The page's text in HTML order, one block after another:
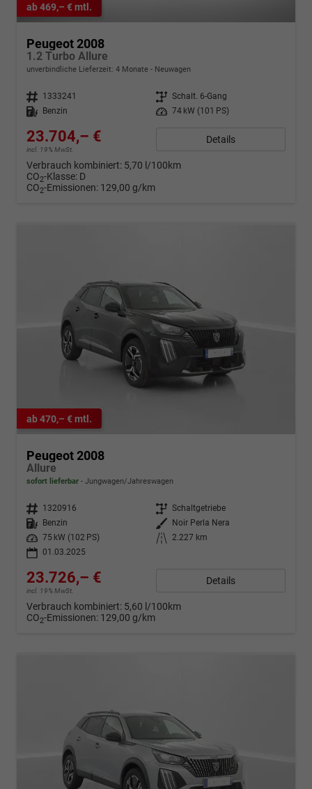
ab 469,– € mtl.
Peugeot 2008
1.2 Turbo Allure
unverbindliche Lieferzeit: 4 Monate Neuwagen
Fahrzeugnr. 1333241 Getriebe Schalt. 6-Gang
Kraftstoff
Benzin Leistung 74 kW (101 PS)
23.704,– €
incl. 19% MwSt.
Details
Verbrauch kombiniert: 5,70 l/100km
CO2-Klasse: D
CO2-Emissionen: 129,00 g/km
ab 470,– € mtl.
Peugeot 2008
Allure
sofort lieferbar Jungwagen/Jahreswagen
Fahrzeugnr. 1320916 Getriebe Schaltgetriebe
Kraftstoff
Benzin Außenfarbe
Noir Perla Nera
Leistung
75 kW (102 PS) Kilometerstand
2.227 km
01.03.2025
23.726,– €
incl. 19% MwSt.
Details
Verbrauch kombiniert: 5,60 l/100km
CO2-Emissionen: 129,00 g/km